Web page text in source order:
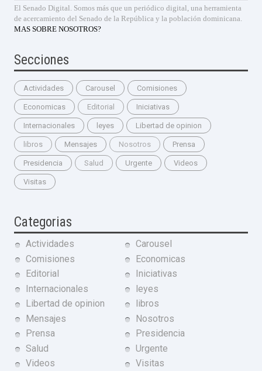
El Senado Digital. Somos más que un periódico digital, una herramienta
de acercamiento del Senado de la República y la población dominicana.
MAS SOBRE NOSOTROS?
Secciones
Actividades Carousel Comisiones
Economicas Editorial Iniciativas
Internacionales leyes Libertad de opinion
libros Mensajes Nosotros Prensa
Presidencia Salud Urgente Videos
Visitas
Categorias
Actividades
Carousel
Comisiones
Economicas
Editorial
Iniciativas
Internacionales
leyes
Libertad de opinion
libros
Mensajes
Nosotros
Prensa
Presidencia
Salud
Urgente
Videos
Visitas